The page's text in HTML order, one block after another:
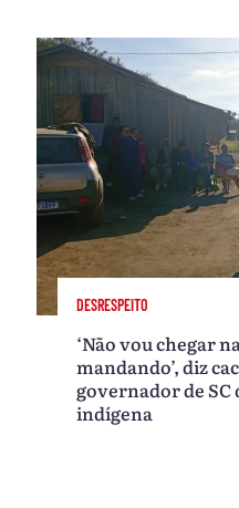
DESRESPEITO
‘Não vou chegar
mandando’, diz
governador de
indígena